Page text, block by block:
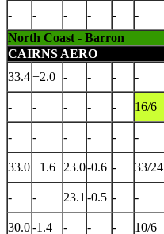
- - - - - -
North Coast - Barron
CAIRNS AERO
33.4+2.0 - - - -
- - - - - 16/6
- - - - - -
33.0+1.6 23.0-0.6 - 33/24
- - 23.1 -0.5 - -
30.0-1.4 - - - 10/6